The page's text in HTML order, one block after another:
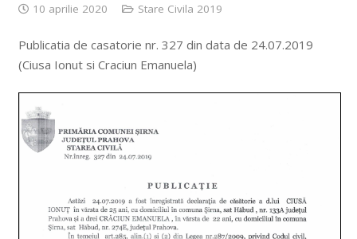
10 aprilie 2020 Stare Civila 2019
Publicatia de casatorie nr. 327 din data de 24.07.2019
(Ciusa Ionut si Craciun Emanuela)